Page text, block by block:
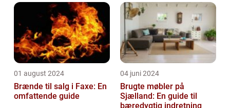
01 august 2024
Brænde til salg i Faxe: En
omfattende guide
04 juni 2024
Brugte møbler på
Sjælland: En guide til
bæredygtig indretning